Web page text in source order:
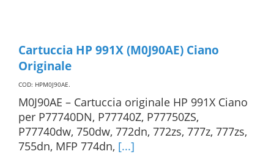
Cartuccia HP 991X (M0J90AE) Ciano
Originale
COD: HPM0J90AE.
M0J90AE – Cartuccia originale HP 991X Ciano
per P77740DN, P77740Z, P77750ZS,
P77740dw, 750dw, 772dn, 772zs, 777z, 777zs,
755dn, MFP 774dn, [...]